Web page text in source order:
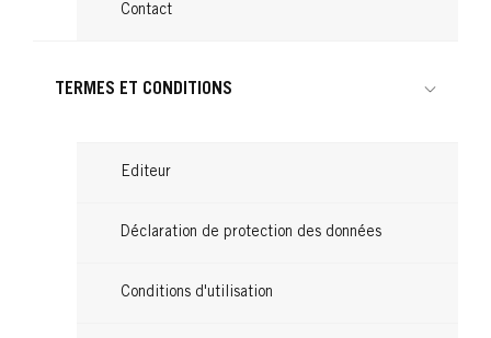
Contact
TERMES ET CONDITIONS
Editeur
Déclaration de protection des données
Conditions d'utilisation